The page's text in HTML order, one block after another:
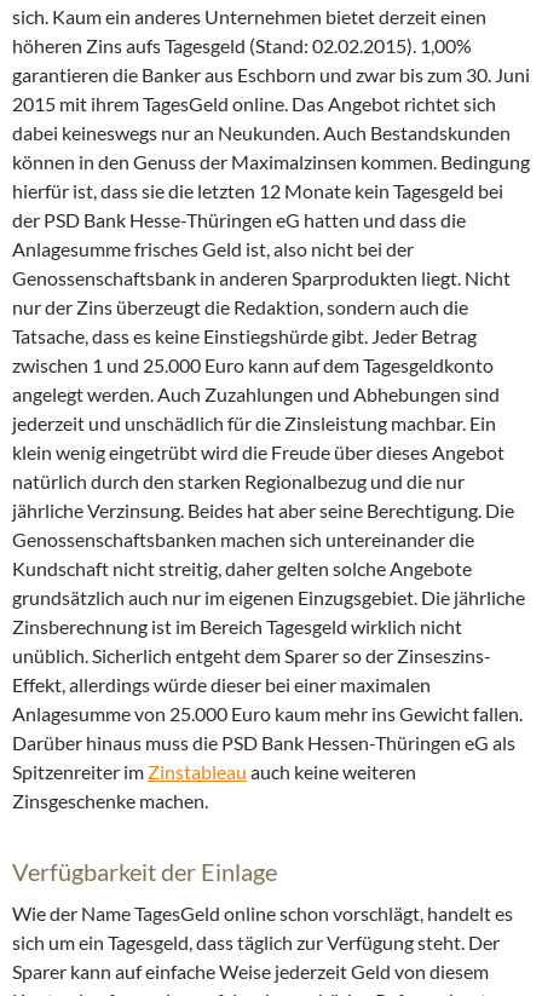
sich. Kaum ein anderes Unternehmen bietet derzeit einen
höheren Zins aufs Tagesgeld (Stand: 02.02.2015). 1,00%
garantieren die Banker aus Eschborn und zwar bis zum 30. Juni
2015 mit ihrem TagesGeld online. Das Angebot richtet sich
dabei keineswegs nur an Neukunden. Auch Bestandskunden
können in den Genuss der Maximalzinsen kommen. Bedingung
hierfür ist, dass sie die letzten 12 Monate kein Tagesgeld bei
der PSD Bank Hesse-Thüringen eG hatten und dass die
Anlagesumme frisches Geld ist, also nicht bei der
Genossenschaftsbank in anderen Sparprodukten liegt. Nicht
nur der Zins überzeugt die Redaktion, sondern auch die
Tatsache, dass es keine Einstiegshürde gibt. Jeder Betrag
zwischen 1 und 25.000 Euro kann auf dem Tagesgeldkonto
angelegt werden. Auch Zuzahlungen und Abhebungen sind
jederzeit und unschädlich für die Zinsleistung machbar. Ein
klein wenig eingetrübt wird die Freude über dieses Angebot
natürlich durch den starken Regionalbezug und die nur
jährliche Verzinsung. Beides hat aber seine Berechtigung. Die
Genossenschaftsbanken machen sich untereinander die
Kundschaft nicht streitig, daher gelten solche Angebote
grundsätzlich auch nur im eigenen Einzugsgebiet. Die jährliche
Zinsberechnung ist im Bereich Tagesgeld wirklich nicht
unüblich. Sicherlich entgeht dem Sparer so der Zinseszins-
Effekt, allerdings würde dieser bei einer maximalen
Anlagesumme von 25.000 Euro kaum mehr ins Gewicht fallen.
Darüber hinaus muss die PSD Bank Hessen-Thüringen eG als
Spitzenreiter im Zinstableau auch keine weiteren
Zinsgeschenke machen.
Verfügbarkeit der Einlage
Wie der Name TagesGeld online schon vorschlägt, handelt es
sich um ein Tagesgeld, dass täglich zur Verfügung steht. Der
Sparer kann auf einfache Weise jederzeit Geld von diesem